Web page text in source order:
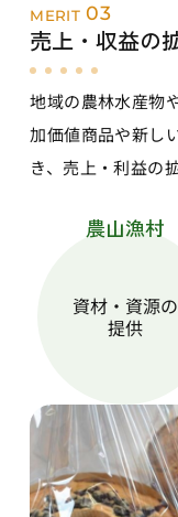
MERIT 03
売上・収益の
地域の農林水産物
加価値商品や新し
き、売上・利益の
農山漁村
資材・資源の
提供